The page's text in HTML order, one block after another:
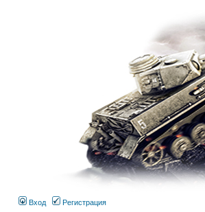
Вход Регистрация